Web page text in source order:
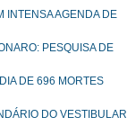
INTENSA AGENDA DE
PESQUISA DE
DE 696 MORTES
DO VESTIBULAR